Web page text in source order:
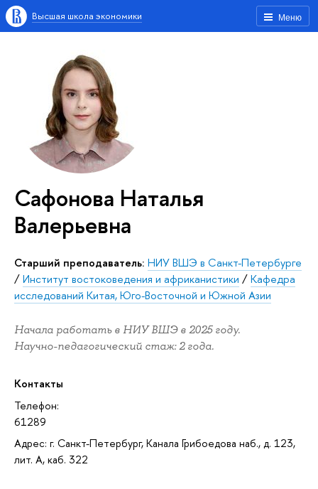
Меню
Высшая школа экономики
Сафонова Наталья
Валерьевна
Старший преподаватель: НИУ ВШЭ в Санкт-Петербурге
/Институт востоковедения и африканистики /Кафедра
исследований Китая, Юго-Восточной и Южной Азии
Начала работать в НИУ ВШЭ в 2025 году.
Научно-педагогический стаж: 2 года.
Контакты
Телефон:
61289
Адрес: г. Санкт-Петербург, Канала Грибоедова наб., д. 123,
лит. А, каб. 322